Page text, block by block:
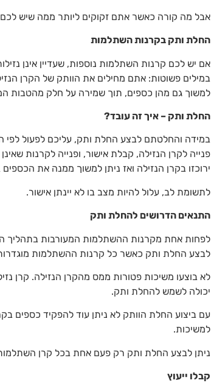
אבל מה קורה כאשר אתם זקוקים ליותר ממה שיש
החלת ותק בקרנות השתלמות
אם יש לכם קרנות השתלמות נוספות, שעדיין אינן
במילים פשוטות: אתם מחילים את הוותק של הקרן
למשוך גם מהן כספים, תוך שמירה על חלק מהטבות
החלת ותק – איך זה עובד?
במידה והחלטתם לבצע החלת ותק, עליכם לפעול לפי
פנייה לקרן הנזילה, קבלת אישור, ופנייה לקרנות
ירוכזו בקרן הנזילה ואז ניתן למשוך ממנה את
לתשומת לב, עלול להיות מצב בו לא יינתן אישור.
התנאים הדרושים להחלת ותק
לפחות אחת מקרנות ההשתלמות המעורבות בתהליך
לבצע החלת ותק כאשר כל קרנות ההשתלמות
לא בוצעו משיכות פטורות ממס מהקרן הנזילה. קרן
יכולה לשמש להחלת ותק.
עם ביצוע החלת הוותק לא ניתן עוד להפקיד כספים
למשיכות.
ניתן לבצע החלת ותק רק פעם אחת בכל קרן
קבלו ייעוץ